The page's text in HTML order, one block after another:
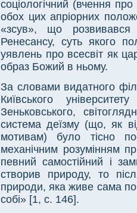
соціологічний (вчення
обох цих апріорних
«зсув», що розвивався
Ренесансу, суть якого
уявлень про всесвіт як
образ Божий в ньому.
За словами видатного
Київського
Зеньковського,
система деїзму (що, як
мотивам) було тісно
механічним розумінням
певний самостійний і
створив природу, то
природи, яка живе сама
собі» [1, с. 146].